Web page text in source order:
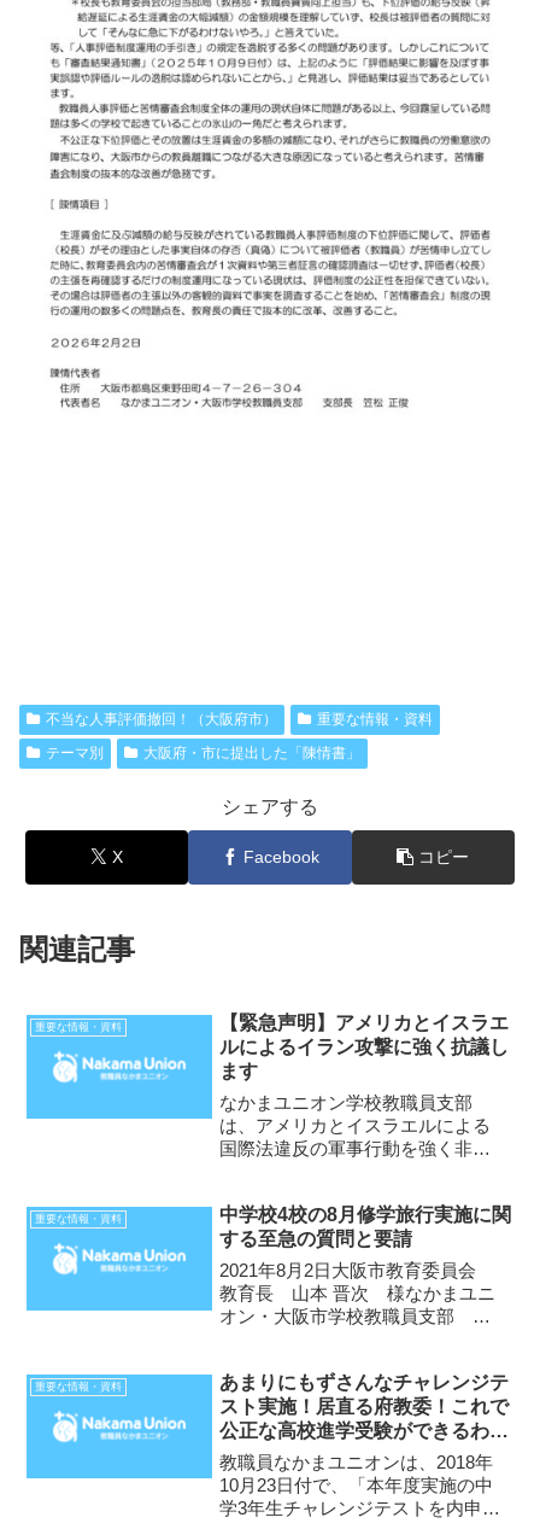
不当な人事評価撤回！（大阪府市）
重要な情報・資料
テーマ別
大阪府・市に提出した「陳情書」
シェアする
X Facebook コピー
関連記事
重要な情報・資料
【緊急声明】アメリカとイスラエ
ルによるイラン攻撃に強く抗議し
ます
なかまユニオン学校教職員支部
は、アメリカとイスラエルによる
国際法違反の軍事行動を強く非難
とイスラエルは、イランの首都テ
ヘランの情報省、国防省、原子力
庁、軍事施設など複数の都市を
標...
重要な情報・資料
中学校4校の8月修学旅行実施に関
する至急の質問と要請
2021年8月2日大阪市教育委員会
教育長 山本 晋次 様なかまユニ
オン・大阪市学校教職員支部 支
委員会とも相談しているとして、
「8月に修学旅行を予定している中
学校4校は、出発...
重要な情報・資料
あまりにもずさんなチャレンジテ
スト実施！居直る府教委！これで
公正な高校進学受験ができるわけ
ない!!
教職員なかまユニオンは、2018年
10月23日付で、「本年度実施の中
学3年生チャレンジテストを内申資